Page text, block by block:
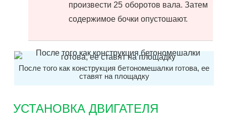
произвести 25 оборотов вала. Затем
содержимое бочки опустошают.
После того как конструкция бетономешалки готова, ее
ставят на площадку
УСТАНОВКА ДВИГАТЕЛЯ